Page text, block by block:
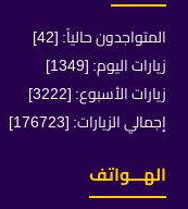
المتواجدون حالياً: [42]
زيارات اليوم: [1349]
زيارات الأسبوع: [3222]
إجمالي الزيارات: [176723]
الهـــواتف